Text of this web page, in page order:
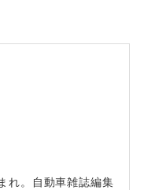
れ。自動車雑誌編集